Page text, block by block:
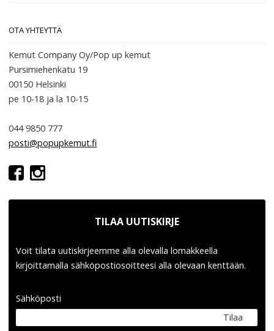
OTA YHTEYTTÄ
Kemut Company Oy/Pop up kemut
Pursimiehenkatu 19
00150 Helsinki
pe 10-18 ja la 10-15
044 9850 777
posti@popupkemut.fi
TILAA UUTISKIRJE
Voit tilata uutiskirjeemme alla olevalla lomakkeella
kirjoittamalla sähköpostiosoitteesi alla olevaan kenttään.
Sähköposti
Tilaa